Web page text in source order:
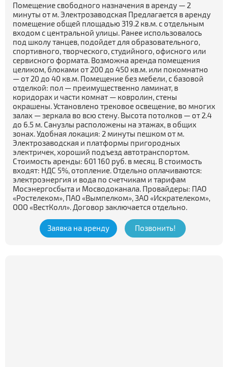
Помещение свободного назначения в аренду — 2
минуты от м. Электрозаводская Предлагается в аренду
помещение общей площадью 319.2 кв.м. с отдельным
входом с центральной улицы. Ранее использовалось
под школу танцев, подойдет для образовательного,
спортивного, творческого, студийного, офисного или
сервисного формата. Возможна аренда помещения
целиком, блоками от 200 до 450 кв.м. или покомнатно
— от 20 до 40 кв.м. Помещение без мебели, с базовой
отделкой: пол — преимущественно ламинат, в
коридорах и части комнат — ковролин, стены
окрашены. Установлено трековое освещение, во многих
залах — зеркала во всю стену. Высота потолков — от 2.4
до 6.5 м. Санузлы расположены на этажах, в общих
зонах. Удобная локация: 2 минуты пешком от м.
Электрозаводская и платформы пригородных
электричек, хороший подъезд автотранспортом.
Стоимость аренды: 601 160 руб. в месяц. В стоимость
входят: НДС 5%, отопление. Отдельно оплачиваются:
электроэнергия и вода по счетчикам и тарифам
Мосэнергосбыта и Мосводоканала. Провайдеры: ПАО
«Ростелеком», ПАО «Вымпелком», ЗАО «Искрателеком»,
ООО «ВестКолл». Договор заключается отдельно.
Заявка на аренду Позвонить!